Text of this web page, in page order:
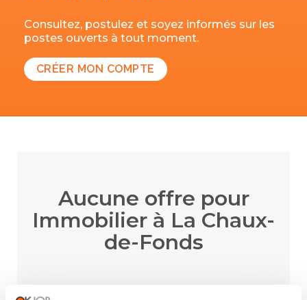
Consultez, postulez et soyez informés sur les
postes ouverts à tout moment.
CRÉER MON COMPTE
Aucune offre pour
Immobilier à La Chaux-
de-Fonds